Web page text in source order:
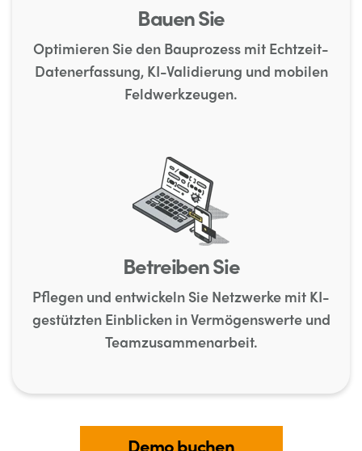
Bauen Sie
Optimieren Sie den Bauprozess mit Echtzeit-
Datenerfassung, KI-Validierung und mobilen
Feldwerkzeugen.
Betreiben Sie
Pflegen und entwickeln Sie Netzwerke mit KI-
gestützten Einblicken in Vermögenswerte und
Teamzusammenarbeit.
Demo buchen